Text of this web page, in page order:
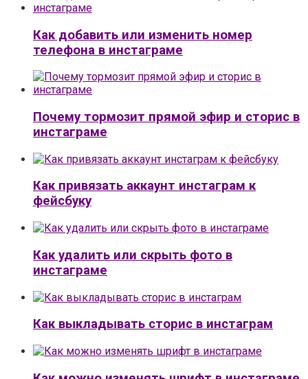
Как добавить или изменить номер
телефона в инстаграме
Почему тормозит прямой эфир и сторис в
инстаграме
Как привязать аккаунт инстаграм к
фейсбуку
Как удалить или скрыть фото в
инстаграме
Как выкладывать сторис в инстаграм